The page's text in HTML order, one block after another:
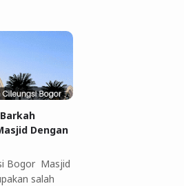
Dengan
Bogor Masjid
salah